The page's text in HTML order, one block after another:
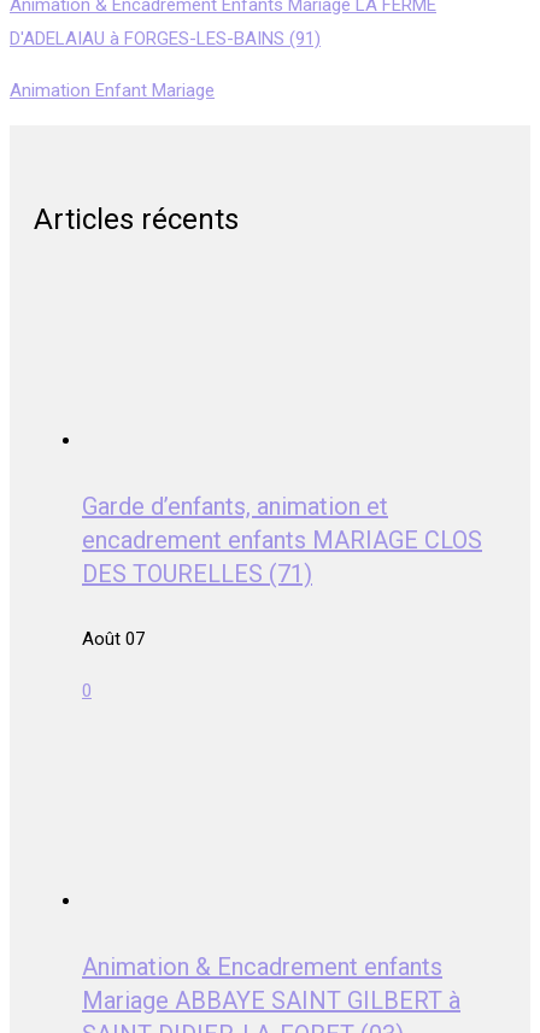
Animation & Encadrement Enfants Mariage LA FERME
D'ADELAIAU à FORGES-LES-BAINS (91)
Animation Enfant Mariage
Articles récents
Garde d’enfants, animation et
encadrement enfants MARIAGE CLOS
DES TOURELLES (71)
Août 07
0
Animation & Encadrement enfants
Mariage ABBAYE SAINT GILBERT à